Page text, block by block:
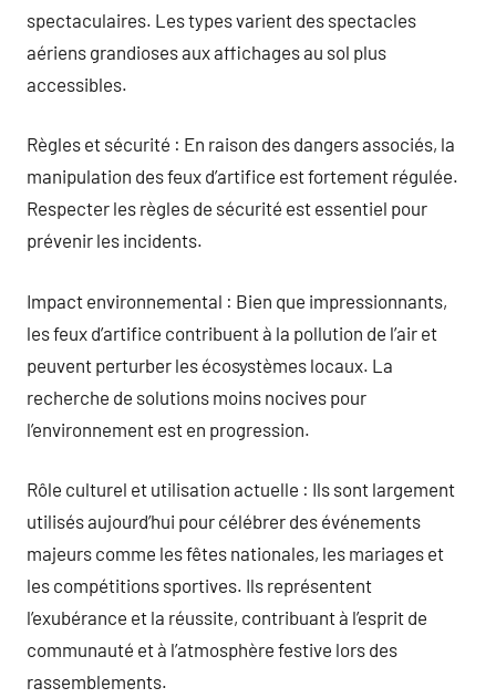
spectaculaires. Les types varient des spectacles
aériens grandioses aux affichages au sol plus
accessibles.
Règles et sécurité : En raison des dangers associés, la
manipulation des feux d’artifice est fortement régulée.
Respecter les règles de sécurité est essentiel pour
prévenir les incidents.
Impact environnemental : Bien que impressionnants,
les feux d’artifice contribuent à la pollution de l’air et
peuvent perturber les écosystèmes locaux. La
recherche de solutions moins nocives pour
l’environnement est en progression.
Rôle culturel et utilisation actuelle : Ils sont largement
utilisés aujourd’hui pour célébrer des événements
majeurs comme les fêtes nationales, les mariages et
les compétitions sportives. Ils représentent
l’exubérance et la réussite, contribuant à l’esprit de
communauté et à l’atmosphère festive lors des
rassemblements.